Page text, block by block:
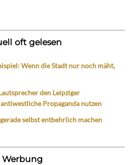
oft gelesen
Wenn die Stadt nur noch mäht,
den Leipziger
Propaganda nutzen
selbst entbehrlich machen
Werbung